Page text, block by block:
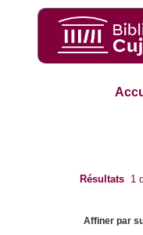
Résultats 1
Affiner par